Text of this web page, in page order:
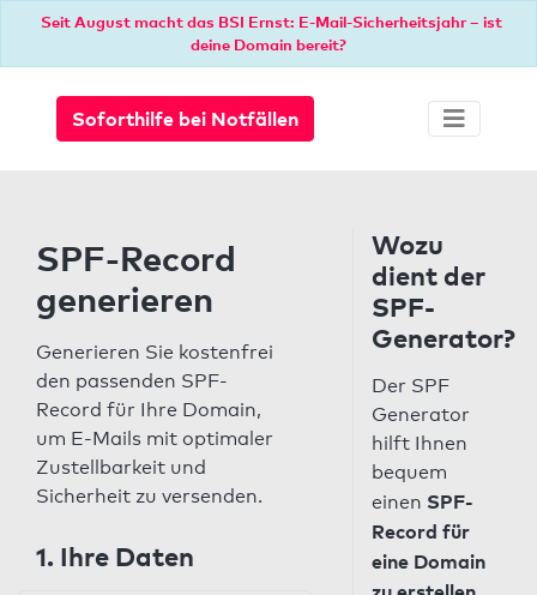
Seit August macht das BSI Ernst: E-Mail-Sicherheitsjahr – ist
deine Domain bereit?
Soforthilfe bei Notfällen
SPF-Record
generieren
Generieren Sie kostenfrei
den passenden SPF-
Record für Ihre Domain,
um E-Mails mit optimaler
Zustellbarkeit und
Sicherheit zu versenden.
1. Ihre Daten
Wozu
dient der
SPF-
Generator?
Der SPF
Generator
hilft Ihnen
bequem
einen SPF-
Record für
eine Domain